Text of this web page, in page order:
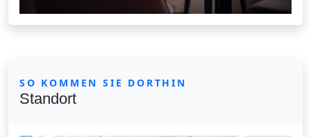
SO KOMMEN SIE DORTHIN
Standort